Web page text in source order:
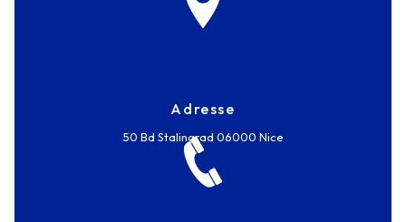
Adresse
50 Bd Stalingrad 06000 Nice